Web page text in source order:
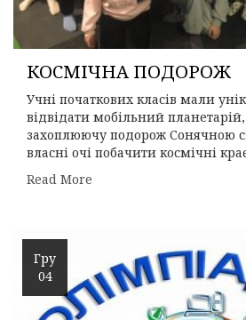
КОСМІЧНА ПОДОРОЖ
Учні початкових класів мали
відвідати мобільний
захоплюючу подорож Сонячною
власні очі побачити космічні
Read More
Гру
04